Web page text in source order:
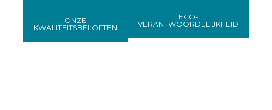
ONZE
KWALITEITSBELOFTEN
ECO-
VERANTWOORDELIJKHEID